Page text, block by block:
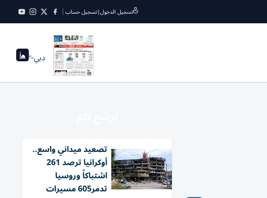
تسجيل الدخول|تسجيل حساب
دبي--°
تصعيد ميداني واسع..
أوكرانيا ترصد 261
اشتباكاً وروسيا
تدمر605 مسيرات